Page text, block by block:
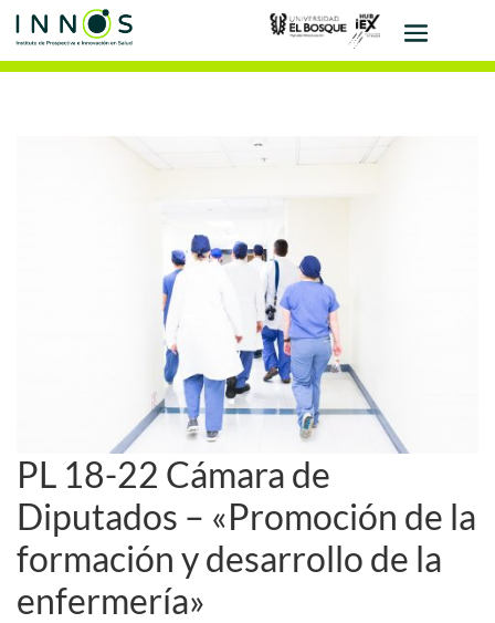
PL 18-22 Cámara de
Diputados – «Promoción de la
formación y desarrollo de la
enfermería»